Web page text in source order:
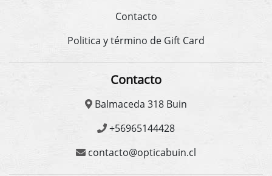
Contacto
Politica y término de Gift Card
Contacto
Balmaceda 318 Buin
+56965144428
contacto@opticabuin.cl